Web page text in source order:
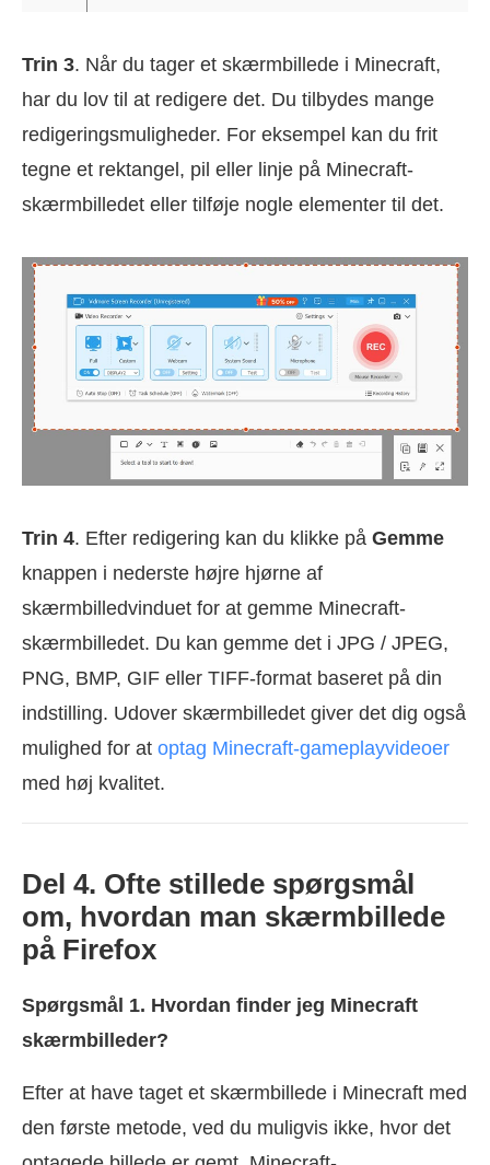
Trin 3. Når du tager et skærmbillede i Minecraft,
har du lov til at redigere det. Du tilbydes mange
redigeringsmuligheder. For eksempel kan du frit
tegne et rektangel, pil eller linje på Minecraft-
skærmbilledet eller tilføje nogle elementer til det.
Trin 4. Efter redigering kan du klikke på Gemme
knappen i nederste højre hjørne af
skærmbilledvinduet for at gemme Minecraft-
skærmbilledet. Du kan gemme det i JPG / JPEG,
PNG, BMP, GIF eller TIFF-format baseret på din
indstilling. Udover skærmbilledet giver det dig også
mulighed for at optag Minecraft-gameplayvideoer
med høj kvalitet.
Del 4. Ofte stillede spørgsmål
om, hvordan man skærmbillede
på Firefox
Spørgsmål 1. Hvordan finder jeg Minecraft
skærmbilleder?
Efter at have taget et skærmbillede i Minecraft med
den første metode, ved du muligvis ikke, hvor det